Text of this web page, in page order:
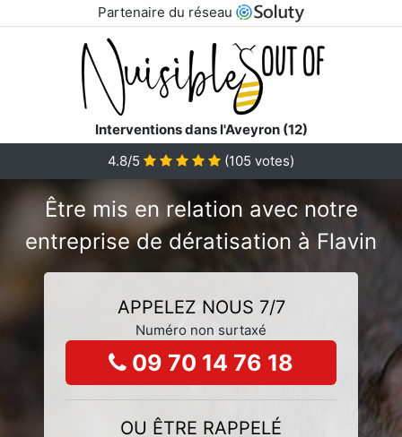
Partenaire du réseau
Interventions dans l'Aveyron (12)
4.8/5
(105 votes)
Être mis en relation avec notre
entreprise de dératisation à Flavin
APPELEZ NOUS 7/7
Numéro non surtaxé
09 70 14 76 18
OU ÊTRE RAPPELÉ